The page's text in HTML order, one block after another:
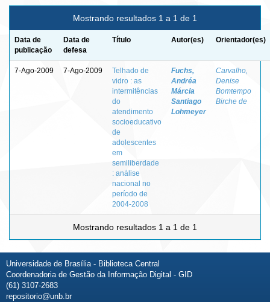
Mostrando resultados 1 a 1 de 1
Data de
publicação
Data de
defesa
Título Autor(es) Orientador(es)
7-Ago-2009 7-Ago-2009
Telhado de
vidro : as
intermitências
do
atendimento
socioeducativo
de
adolescentes
em
semiliberdade
: análise
nacional no
período de
2004-2008
Fuchs,
Andréa
Márcia
Santiago
Lohmeyer
Carvalho,
Denise
Bomtempo
Birche de
Mostrando resultados 1 a 1 de 1
Universidade de Brasília - Biblioteca Central
Coordenadoria de Gestão da Informação Digital - GID
(61) 3107-2683
repositorio@unb.br